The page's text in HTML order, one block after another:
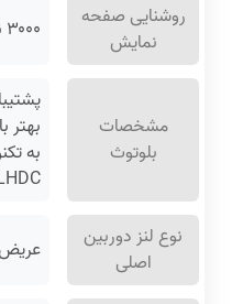
روشنایی صفحه
نمایش
۳۰۰۰ نیت
مشخصات
بلوتوث
بهتر
نوع لنز دوربین
اصلی